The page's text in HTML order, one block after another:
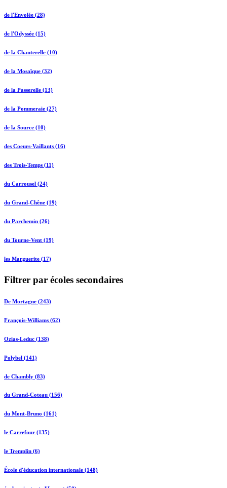
de l'Envolée (28)
de l'Odyssée (15)
de la Chanterelle (10)
de la Mosaïque (32)
de la Passerelle (13)
de la Pommeraie (27)
de la Source (10)
des Coeurs-Vaillants (16)
des Trois-Temps (11)
du Carrousel (24)
du Grand-Chêne (19)
du Parchemin (26)
du Tourne-Vent (19)
les Marguerite (17)
Filtrer par écoles secondaires
De Mortagne (243)
François-Williams (62)
Ozias-Leduc (138)
Polybel (141)
de Chambly (83)
du Grand-Coteau (156)
du Mont-Bruno (161)
le Carrefour (135)
le Tremplin (6)
École d'éducation internationale (148)